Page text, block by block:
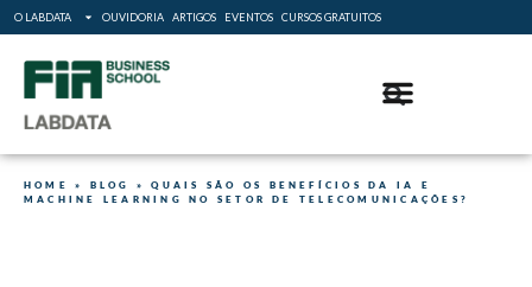
O LABDATA OUVIDORIA ARTIGOS EVENTOS CURSOS GRATUITOS
HOME » BLOG »QUAIS SÃO OS BENEFÍCIOS DA IA E
MACHINE LEARNING NO SETOR DE TELECOMUNICAÇÕES?